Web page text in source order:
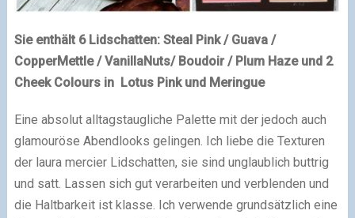
Sie enthält 6 Lidschatten: Steal Pink / Guava /
CopperMettle / VanillaNuts/ Boudoir / Plum Haze und 2
Cheek Colours in Lotus Pink und Meringue
Eine absolut alltagstaugliche Palette mit der jedoch auch
glamouröse Abendlooks gelingen. Ich liebe die Texturen
der laura mercier Lidschatten, sie sind unglaublich buttrig
und satt. Lassen sich gut verarbeiten und verblenden und
die Haltbarkeit ist klasse. Ich verwende grundsätzlich eine